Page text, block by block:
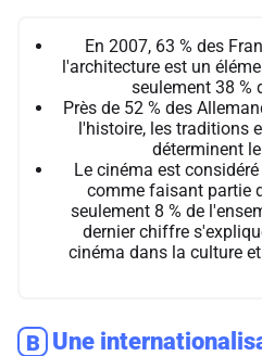
En 2007, 63 % des
l'architecture est un
seulement 38 %
Près de 52 % des
l'histoire, les traditions
déterminent
Le cinéma est
comme faisant partie
seulement 8 % de
dernier chiffre
cinéma dans la culture
B Une